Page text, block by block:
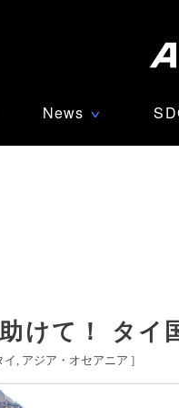
News ∨
けて！ タイ
イ アジア・オセアニア ]